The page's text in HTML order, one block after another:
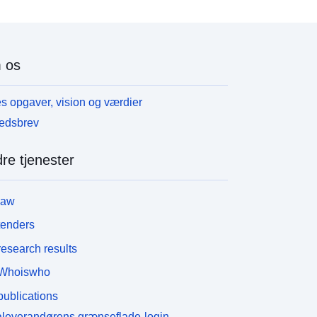
os
opgaver, vision og værdier
tjenester
results